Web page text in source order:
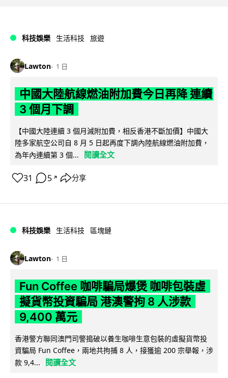
科技娛樂 生活科技 旅遊
Lawton 1 日
中國大陸航線燃油附加費今日再降 連續
3 個月下調
【中國大陸連續 3 個月減附加費，相反香港不斷加價】中國大
陸多家航空公司自 8 月 5 日起再度下調內陸航線燃油附加費，
為年內連續第 3 個...
閱讀全文
31 5 ↗ 分享
科技娛樂 生活科技 區塊鏈
Lawton 1 日
Fun Coffee 咖啡騙局爆煲 咖啡包裝虛
擬貨幣投資騙局 港澳警拘 8 人涉款
9,400 萬元
香港警方聯同澳門司警搗破以養生咖啡生意包裝的虛擬貨幣投
資騙局 Fun Coffee，兩地共拘捕 8 人，接獲逾 200 宗舉報，涉
款 9,4...
閱讀全文